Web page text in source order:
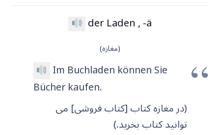
der Laden , -ä
(مغازه)
Im Buchladen können Sie
Bücher kaufen.
(در مغازه کتاب [کتاب فروشی] می
توانید کتاب بخرید.)